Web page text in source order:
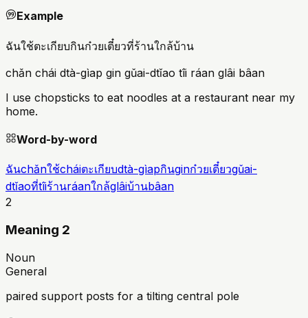
Example
ฉันใช้ตะเกียบกินก๋วยเตี๋ยวที่ร้านใกล้บ้าน
chǎn chái dtà-gìap gin gǔai-dtǐao tîi ráan glâi bâan
I use chopsticks to eat noodles at a restaurant near my
home.
Word-by-word
ฉันchǎnใช้cháiตะเกียบdtà-gìapกินginก๋วยเตี๋ยวgǔai-
dtǐaoที่tîiร้านráanใกล้glâiบ้านbâan
2
Meaning 2
Noun
General
paired support posts for a tilting central pole